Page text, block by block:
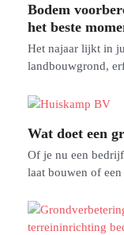
Bodem
het beste
Het najaar lijkt in
landbouwgrond,
Wat doet een
Of je nu een
laat bouwen of